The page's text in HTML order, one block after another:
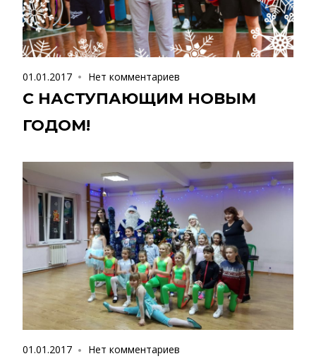
01.01.2017 Нет комментариев
С НАСТУПАЮЩИМ НОВЫМ
ГОДОМ!
01.01.2017 Нет комментариев